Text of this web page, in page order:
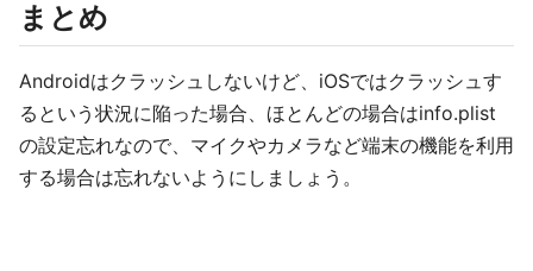
まとめ
Androidはクラッシュしないけど、iOSではクラッシュす
るという状況に陥った場合、ほとんどの場合はinfo.plist
の設定忘れなので、マイクやカメラなど端末の機能を利用
する場合は忘れないようにしましょう。